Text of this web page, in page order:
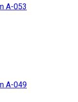
A-053
A-049